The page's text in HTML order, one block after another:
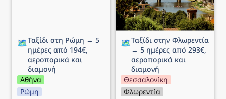
🗺️Ταξίδι στη Ρώμη → 5
ημέρες από 194€,
αεροπορικά και
διαμονή
Αθήνα
Ρώμη
🗺️Ταξίδι στην Φλωρεντία
→ 5 ημέρες από 293€,
αεροπορικά και
διαμονή
Θεσσαλονίκη
Φλωρεντία